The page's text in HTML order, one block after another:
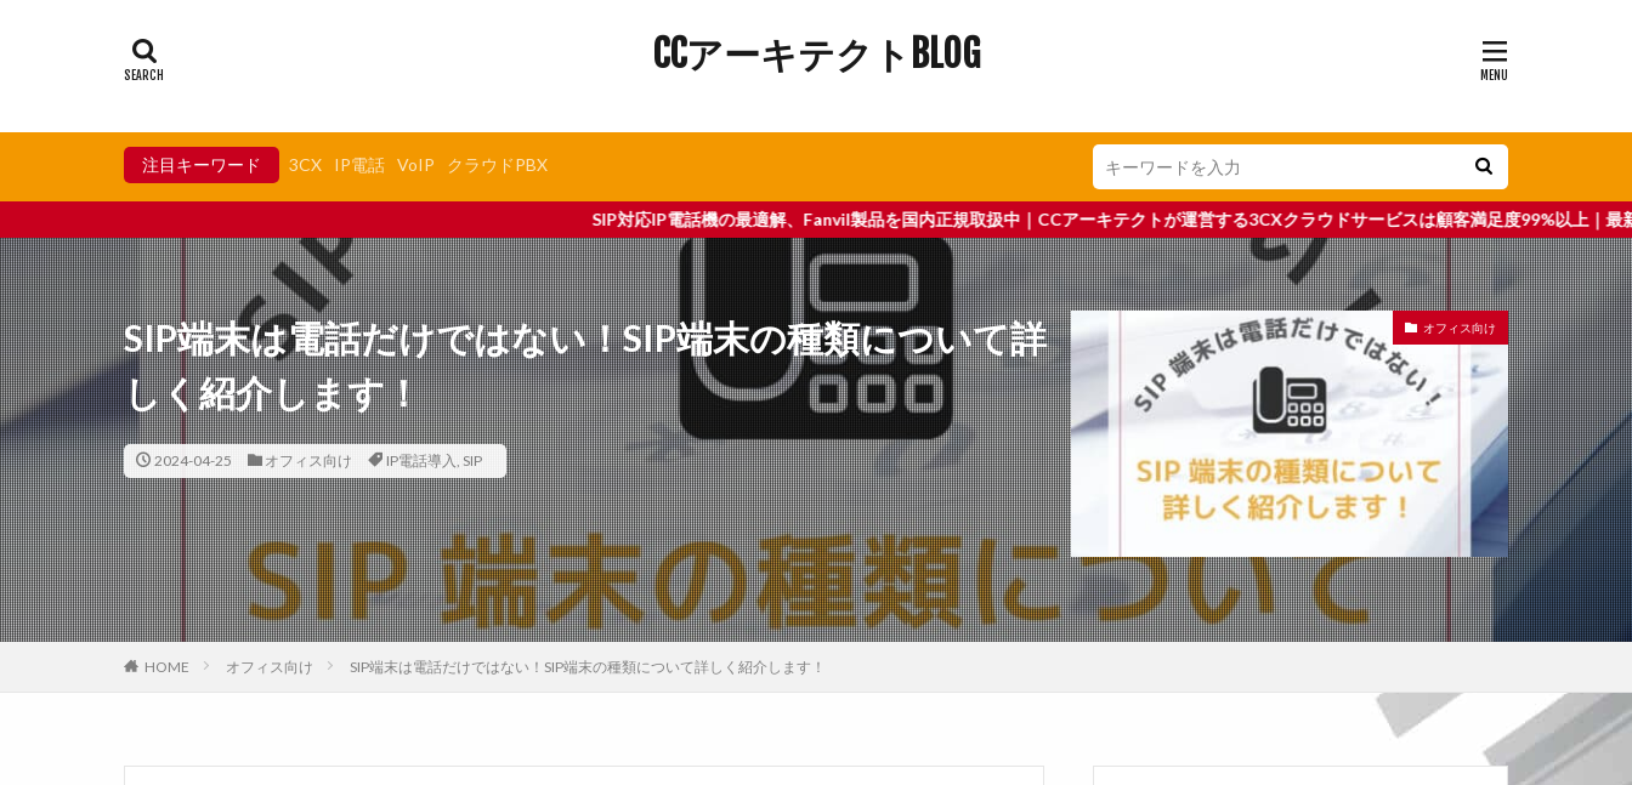
CCアーキテクトBLOG
注目キーワード 3CX IP電話 VoIP クラウドPBX
SIP対応IP電話機の最適解、Fanvil製品を国内正規取扱中｜CCアーキテクトが運営する3CXクラウドサービスは顧客満足度99%以上｜最新のユニファイドコミュニケ
SIP端末は電話だけではない！SIP端末の種類について詳
しく紹介します！
2024-04-25 オフィス向け IP電話導入, SIP
オフィス向け
HOME オフィス向け SIP端末は電話だけではない！SIP端末の種類について詳しく紹介します！